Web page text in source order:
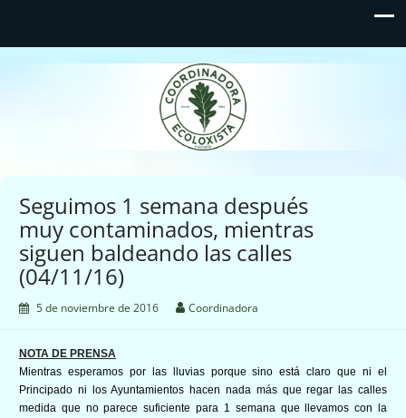
Coordinadora Ecoloxista
d'Asturies
Seguimos 1 semana después
muy contaminados, mientras
siguen baldeando las calles
(04/11/16)
5 de noviembre de 2016 Coordinadora
NOTA DE PRENSA
Mientras esperamos por las lluvias porque sino está claro que ni el
Principado ni los Ayuntamientos hacen nada más que regar las calles
medida que no parece suficiente para 1 semana que llevamos con la